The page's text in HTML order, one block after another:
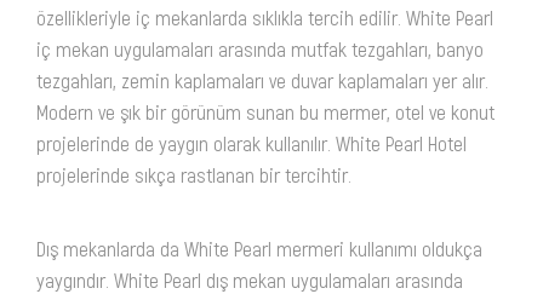
özellikleriyle iç mekanlarda sıklıkla tercih edilir. White Pearl
iç mekan uygulamaları arasında mutfak tezgahları, banyo
tezgahları, zemin kaplamaları ve duvar kaplamaları yer alır.
Modern ve şık bir görünüm sunan bu mermer, otel ve konut
projelerinde de yaygın olarak kullanılır. White Pearl Hotel
projelerinde sıkça rastlanan bir tercihtir.
Dış mekanlarda da White Pearl mermeri kullanımı oldukça
yaygındır. White Pearl dış mekan uygulamaları arasında